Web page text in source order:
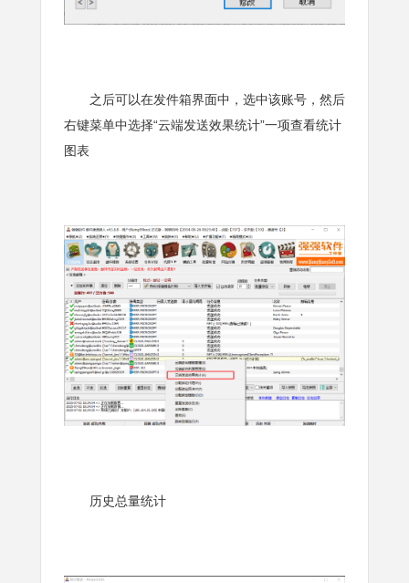
之后可以在发件箱界面中，选中该账号，然后
右键菜单中选择“云端发送效果统计”一项查看统计
图表
历史总量统计